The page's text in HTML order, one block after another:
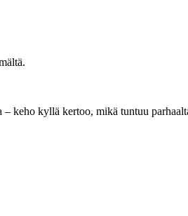
keho kyllä kertoo, mikä tuntuu